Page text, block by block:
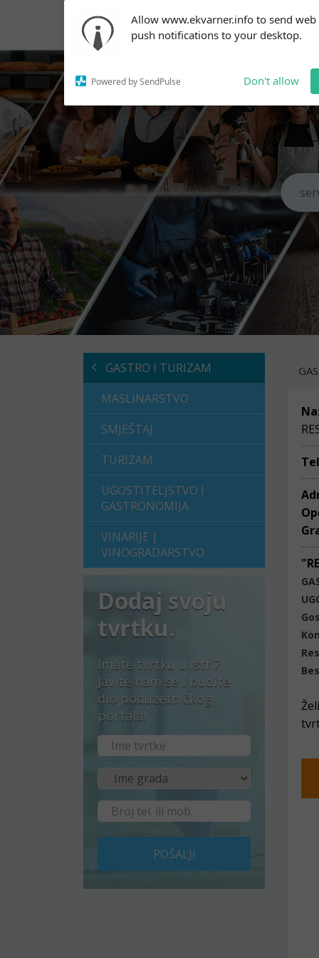
Allow www.ekvarner.info to send web
push notifications to your desktop.
Powered by SendPulse Don't allow
notifications!
To enable permission prompts, click
on the notification icon
GASTRO I TURIZAM
MASLINARSTVO
SMJEŠTAJ
TURIZAM
UGOSTITELJSTVO I
GASTRONOMIJA
VINARIJE |
VINOGRADARSTVO
Dodaj svoju
tvrtku.
Imate tvrtku u Istri?
Javite nam se i budite
dio poduzetničkog
portala!
POŠALJI